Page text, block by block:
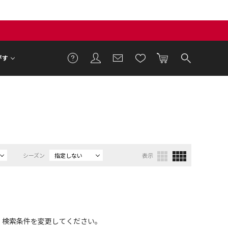
す
シーズン 指定しない 表示
索条件を変更してください。